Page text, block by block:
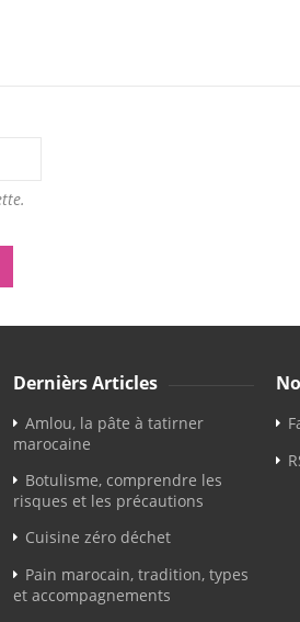
Dernièrs Articles
Amlou, la pâte à tatirner
marocaine
Botulisme, comprendre les
risques et les précautions
Cuisine zéro déchet
Pain marocain, tradition, types
et accompagnements